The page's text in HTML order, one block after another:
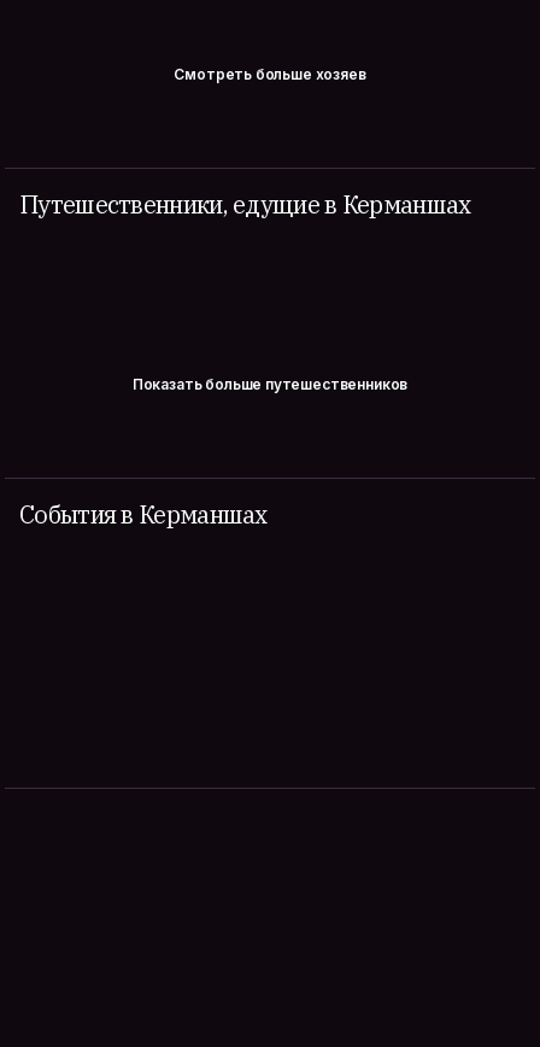
Смотреть больше хозяев
Путешественники, едущие в Керманшах
Показать больше путешественников
События в Керманшах